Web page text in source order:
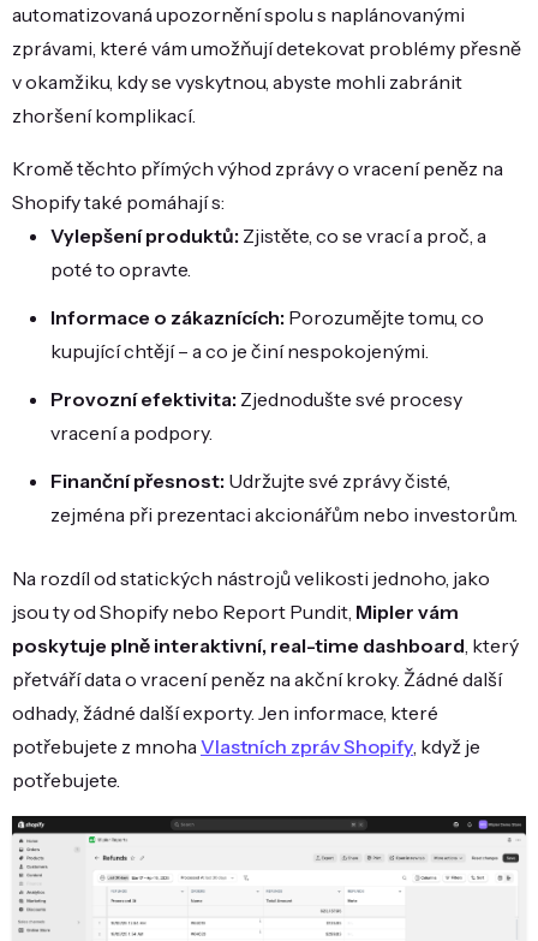
automatizovaná upozornění spolu s naplánovanými
zprávami, které vám umožňují detekovat problémy přesně
v okamžiku, kdy se vyskytnou, abyste mohli zabránit
zhoršení komplikací.
Kromě těchto přímých výhod zprávy o vracení peněz na
Shopify také pomáhají s:
Vylepšení produktů: Zjistěte, co se vrací a proč, a
poté to opravte.
Informace o zákaznících: Porozumějte tomu, co
kupující chtějí – a co je činí nespokojenými.
Provozní efektivita: Zjednodušte své procesy
vracení a podpory.
Finanční přesnost: Udržujte své zprávy čisté,
zejména při prezentaci akcionářům nebo investorům.
Na rozdíl od statických nástrojů velikosti jednoho, jako
jsou ty od Shopify nebo Report Pundit, Mipler vám
poskytuje plně interaktivní, real-time dashboard, který
přetváří data o vracení peněz na akční kroky. Žádné další
odhady, žádné další exporty. Jen informace, které
potřebujete z mnohaVlastních zpráv Shopify, když je
potřebujete.